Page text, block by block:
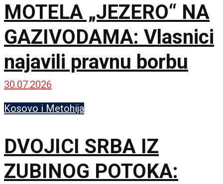
MOTELA „JEZERO“ NA
GAZIVODAMA: Vlasnici
najavili pravnu borbu
30.07.2026
Kosovo i Metohija
DVOJICI SRBA IZ
ZUBINOG POTOKA: